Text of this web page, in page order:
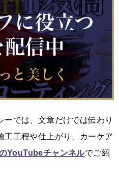
ーでは、文章だけでは伝わり
工工程や仕上がり、カーケア
のYouTubeチャンネルでご紹